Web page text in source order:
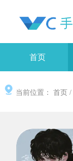
首页
当前位置： 首页 /